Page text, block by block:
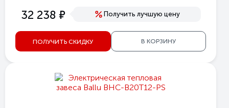
32 238 е Получить лучшую цену
ПОЛУЧИТЬ СКИДКУ В КОРЗИНУ